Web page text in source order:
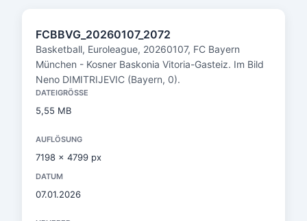
FCBBVG_20260107_2072
Basketball, Euroleague, 20260107, FC Bayern
München - Kosner Baskonia Vitoria-Gasteiz. Im Bild
Neno DIMITRIJEVIC (Bayern, 0).
DATEIGRÖSSE
5,55 MB
AUFLÖSUNG
7198 x 4799 px
DATUM
07.01.2026